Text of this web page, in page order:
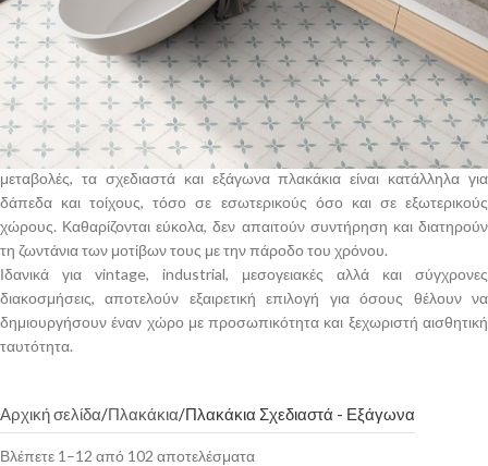
παραδοσιακού και vintage σχεδιασμού.
Η συλλογή μας περιλαμβάνει ποιοτικά πορσελανάτα πλακάκια από
ισπανικούς οίκους, γνωστούς για το design, τη λεπτομέρεια και την
υψηλή τεχνογνωσία τους. Πολύχρωμα μοτίβα, mix επιλογές με
πολλαπλά σχέδια, ανάγλυφες γεωμετρίες και μοναδικές αποχρώσεις
δημιουργούν εντυπωσιακές συνθέσεις που αναβαθμίζουν κάθε χώρο.
Χάρη στην αντοχή τους στη φθορά, στην υγρασία και στις θερμικές
μεταβολές, τα σχεδιαστά και εξάγωνα πλακάκια είναι κατάλληλα για
δάπεδα και τοίχους, τόσο σε εσωτερικούς όσο και σε εξωτερικούς
χώρους. Καθαρίζονται εύκολα, δεν απαιτούν συντήρηση και διατηρούν
τη ζωντάνια των μοτίβων τους με την πάροδο του χρόνου.
Ιδανικά για vintage, industrial, μεσογειακές αλλά και σύγχρονες
διακοσμήσεις, αποτελούν εξαιρετική επιλογή για όσους θέλουν να
δημιουργήσουν έναν χώρο με προσωπικότητα και ξεχωριστή αισθητική
ταυτότητα.
Αρχική σελίδα Πλακάκια Πλακάκια Σχεδιαστά - Εξάγωνα
Βλέπετε 1–12 από 102 αποτελέσματα